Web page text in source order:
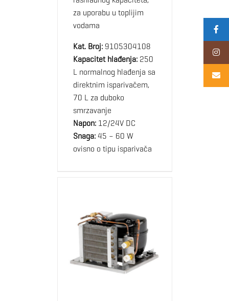
za uporabu u toplijim
vodama
Kat. Broj:9105304108
Kapacitet hlađenja:250
L normalnog hlađenja sa
direktnim isparivačem,
70 L za duboko
smrzavanje
Napon:12/24V DC
Snaga:45 – 60 W
ovisno o tipu isparivača